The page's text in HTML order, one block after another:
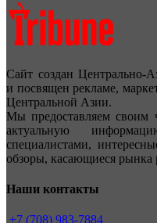
Сайт создан Центрально-
и посвящен рекламе,
Центральной Азии.
Мы предоставляем своим
актуальную
специалистами,
обзоры, касающиеся рынка
Наши контакты
+7 (708) 983-7884